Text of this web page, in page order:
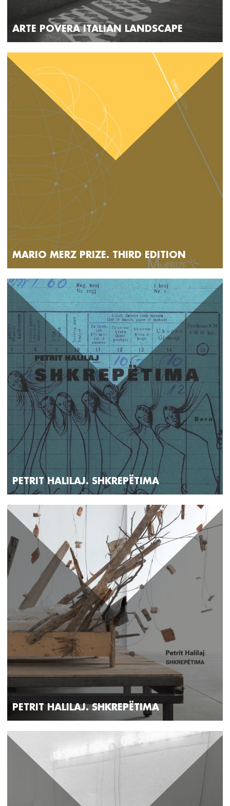
ARTE POVERA ITALIAN LANDSCAPE
MARIO MERZ PRIZE. THIRD EDITION
PETRIT HALILAJ. SHKREPËTIMA
PETRIT HALILAJ. SHKREPËTIMA